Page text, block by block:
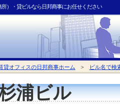
）・貸ビルなら日邦商事にお任せください
貸オフィスの日邦商事ホーム > ビル名で検
浦ビル